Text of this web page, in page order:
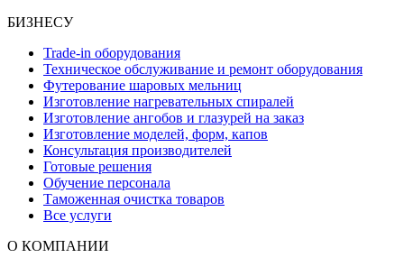
БИЗНЕСУ
Trade-in оборудования
Техническое обслуживание и ремонт оборудования
Футерование шаровых мельниц
Изготовление нагревательных спиралей
Изготовление ангобов и глазурей на заказ
Изготовление моделей, форм, капов
Консультация производителей
Готовые решения
Обучение персонала
Таможенная очистка товаров
Все услуги
О КОМПАНИИ